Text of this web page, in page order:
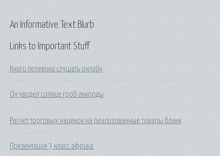
Links to Important Stuff
Книги пелевина слушать онлайн
Он увидел солнце гроб аккорды
Расчет торговых наценок на реализованные товары бланк
Презентация 3 класс африка
An Informative Text Blurb